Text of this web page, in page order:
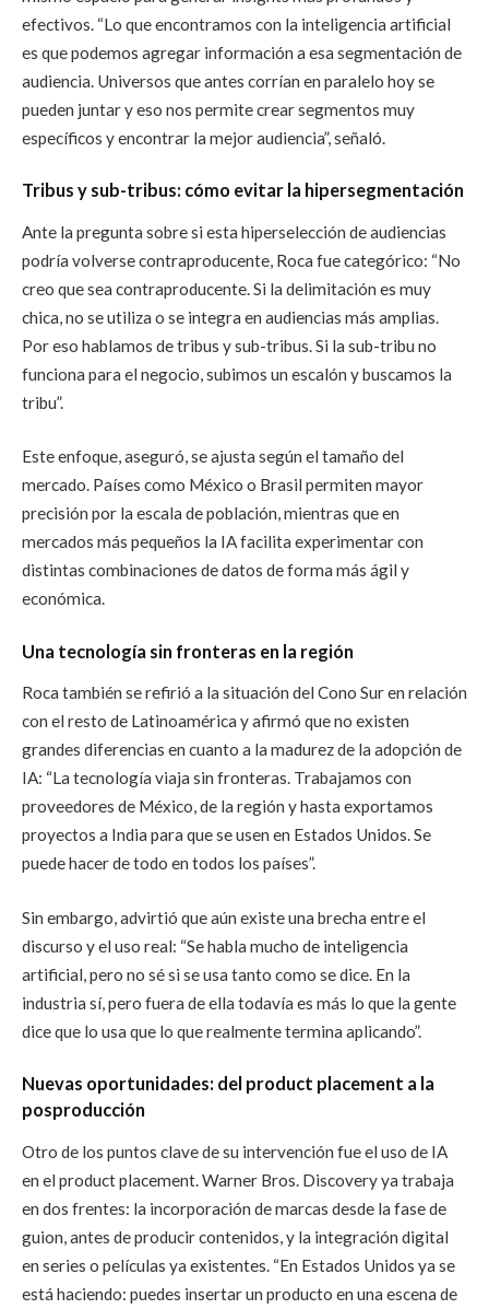
efectivos. “Lo que encontramos con la inteligencia artificial
es que podemos agregar información a esa segmentación de
audiencia. Universos que antes corrían en paralelo hoy se
pueden juntar y eso nos permite crear segmentos muy
específicos y encontrar la mejor audiencia”, señaló.
Tribus y sub-tribus: cómo evitar la hipersegmentación
Ante la pregunta sobre si esta hiperselección de audiencias
podría volverse contraproducente, Roca fue categórico: “No
creo que sea contraproducente. Si la delimitación es muy
chica, no se utiliza o se integra en audiencias más amplias.
Por eso hablamos de tribus y sub-tribus. Si la sub-tribu no
funciona para el negocio, subimos un escalón y buscamos la
tribu”.
Este enfoque, aseguró, se ajusta según el tamaño del
mercado. Países como México o Brasil permiten mayor
precisión por la escala de población, mientras que en
mercados más pequeños la IA facilita experimentar con
distintas combinaciones de datos de forma más ágil y
económica.
Una tecnología sin fronteras en la región
Roca también se refirió a la situación del Cono Sur en relación
con el resto de Latinoamérica y afirmó que no existen
grandes diferencias en cuanto a la madurez de la adopción de
IA: “La tecnología viaja sin fronteras. Trabajamos con
proveedores de México, de la región y hasta exportamos
proyectos a India para que se usen en Estados Unidos. Se
puede hacer de todo en todos los países”.
Sin embargo, advirtió que aún existe una brecha entre el
discurso y el uso real: “Se habla mucho de inteligencia
artificial, pero no sé si se usa tanto como se dice. En la
industria sí, pero fuera de ella todavía es más lo que la gente
dice que lo usa que lo que realmente termina aplicando”.
Nuevas oportunidades: del product placement a la
posproducción
Otro de los puntos clave de su intervención fue el uso de IA
en el product placement. Warner Bros. Discovery ya trabaja
en dos frentes: la incorporación de marcas desde la fase de
guion, antes de producir contenidos, y la integración digital
en series o películas ya existentes. “En Estados Unidos ya se
está haciendo: puedes insertar un producto en una escena de